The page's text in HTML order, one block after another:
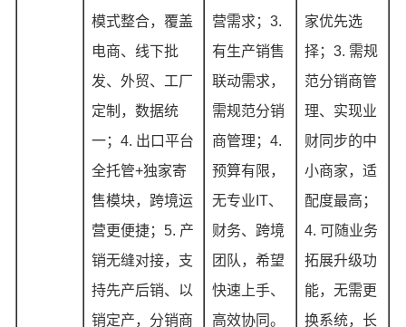
模式整合，覆盖
电商、线下批
发、外贸、工厂
定制，数据统
一；4. 出口平台
全托管+独家寄
售模块，跨境运
营更便捷；5. 产
销无缝对接，支
持先产后销、以
销定产，分销商
营需求；3.
有生产销售
联动需求，
需规范分销
商管理；4.
预算有限，
无专业IT、
财务、跨境
团队，希望
快速上手、
高效协同。
家优先选
择；3. 需规
范分销商管
理、实现业
财同步的中
小商家，适
配度最高；
4. 可随业务
拓展升级功
能，无需更
换系统，长